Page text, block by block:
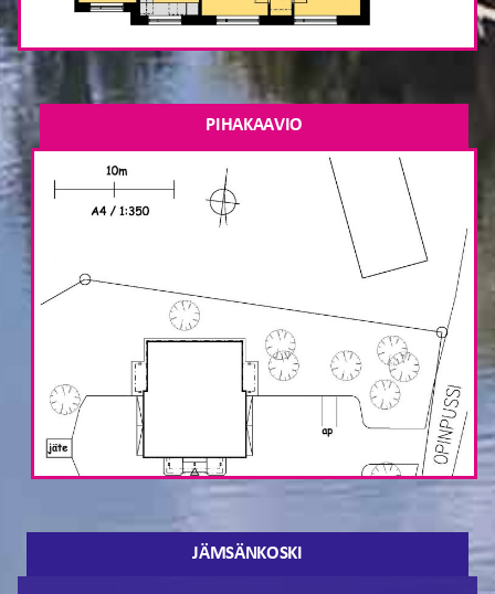
PIHAKAAVIO
JÄMSÄNKOSKI